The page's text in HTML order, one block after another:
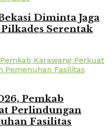
Diminta Jaga
Serentak
Pemkab
Perlindungan
Fasilitas